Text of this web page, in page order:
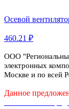
Осевой
460.21 ₽
ООО
электронных
Москве и по всей
Данное